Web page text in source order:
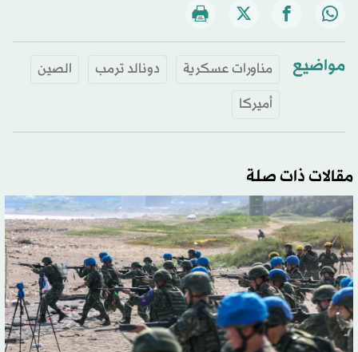
مواضيع مناورات عسكرية دونالد ترمب
الصين
أميركا
مقالات ذات صلة